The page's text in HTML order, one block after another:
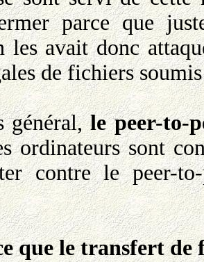
parce que
les avait donc
de fichiers
général,le peer-to-
ordinateurs sont
contre le peer-
que le transfert